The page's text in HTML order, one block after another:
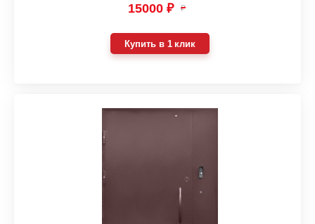
15000 ₽ ₽
Купить в 1 клик